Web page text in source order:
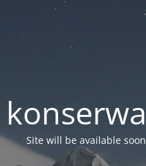
Site will be available